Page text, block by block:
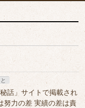
話」サイトで掲載され
努力の差 実績の差は責